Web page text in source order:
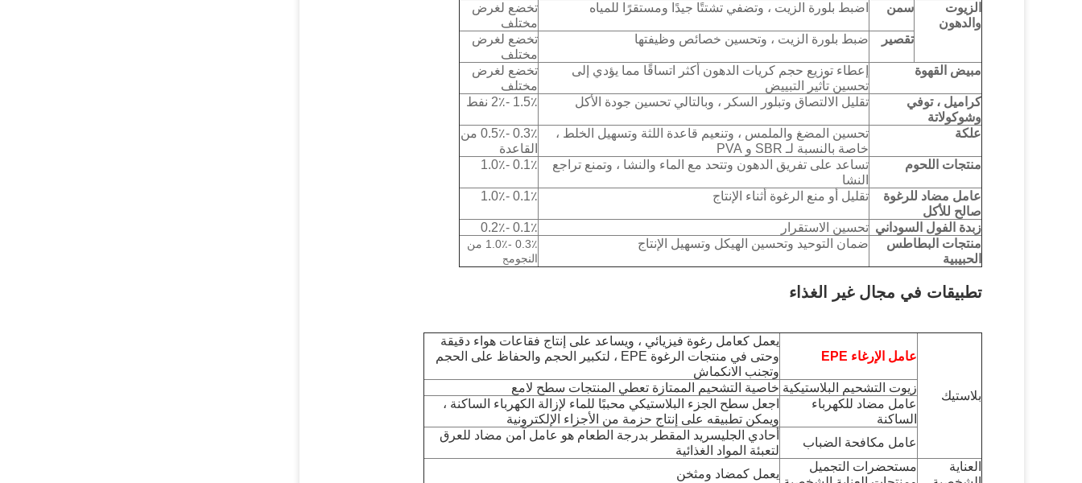
الزيوت
والدهون
سمن اضبط بلورة الزيت ، وتضفي تشتتًا جيدًا ومستقرًا للمياه
تخضع لغرض
مختلف
تقصير
ضبط بلورة الزيت ، وتحسين خصائص وظيفتها
تخضع لغرض
مختلف
مبيض القهوة
إعطاء توزيع حجم كريات الدهون أكثر اتساقًا مما يؤدي إلى
تحسين تأثير التبييض
تخضع لغرض
مختلف
كراميل ، توفي
وشوكولاتة
تقليل الالتصاق وتبلور السكر ، وبالتالي تحسين جودة الأكل 1.5٪ -2٪ نفط
علكة
تحسين المضغ والملمس ، وتنعيم قاعدة اللثة وتسهيل الخلط ،
خاصة بالنسبة لـ SBR و PVA
0.3٪ -0.5٪ من
القاعدة
منتجات اللحوم
تساعد على تفريق الدهون وتتحد مع الماء والنشا ، وتمنع تراجع
النشا
0.1٪ -1.0٪
عامل مضاد للرغوة
صالح للأكل
تقليل أو منع الرغوة أثناء الإنتاج 0.1٪ -1.0٪
زبدة الفول السوداني تحسين الاستقرار
0.1٪ -0.2٪
منتجات البطاطس
الحبيبية
ضمان التوحيد وتحسين الهيكل وتسهيل الإنتاج
0.3٪ -1.0٪ من
النجومح
تطبيقات في مجال غير الغذاء
بلاستيك
عامل الإرغاء EPE
يعمل كعامل رغوة فيزيائي ، ويساعد على إنتاج فقاعات هواء دقيقة
وحتى في منتجات الرغوة EPE ، لتكبير الحجم والحفاظ على الحجم
وتجنب الانكماش
زيوت التشحيم البلاستيكية خاصية التشحيم الممتازة تعطي المنتجات سطح لامع
عامل مضاد للكهرباء
الساكنة
اجعل سطح الجزء البلاستيكي محببًا للماء لإزالة الكهرباء الساكنة ،
ويمكن تطبيقه على إنتاج حزمة من الأجزاء الإلكترونية
عامل مكافحة الضباب
أحادي الجليسريد المقطر بدرجة الطعام هو عامل آمن مضاد للعرق
لتعبئة المواد الغذائية
العناية
مستحضرات التجميل
يعمل كمضاد ومثخن